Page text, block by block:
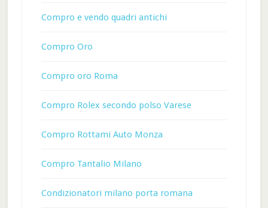
Compro e vendo quadri antichi
Compro Oro
Compro oro Roma
Compro Rolex secondo polso Varese
Compro Rottami Auto Monza
Compro Tantalio Milano
Condizionatori milano porta romana